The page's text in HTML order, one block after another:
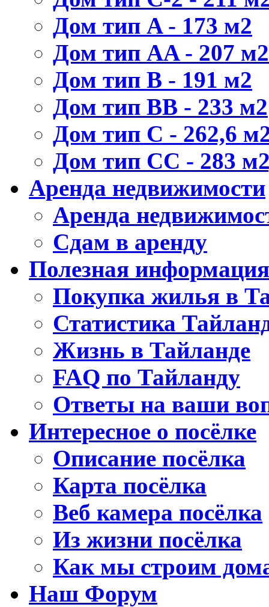
Дом тип A - 173 м2
Дом тип AA - 207 м2
Дом тип B - 191 м2
Дом тип BB - 233 м2
Дом тип C - 262,6
Дом тип CС - 283
Аренда недвижимости
Аренда
Сдам в аренду
Полезная информация
Покупка жилья в
Статистика
Жизнь в Тайланде
FAQ по Тайланду
Ответы на ваши
Интересное о посёлке
Описание посёлка
Карта посёлка
Веб камера посёлка
Из жизни посёлка
Как мы строим
Наш Форум